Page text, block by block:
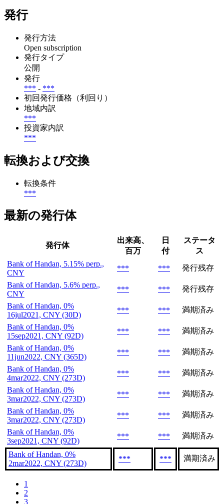
発行
発行方法
Open subscription
発行タイプ
公開
発行
*** - ***
初回発行価格（利回り）
地域内訳
***
投資家内訳
***
転換および交換
転換条件
***
最新の発行体
発行体
出来高、
百万
日
付
ステータ
ス
Bank of Handan, 5.15% perp.,
CNY
*** ***
発行残存
Bank of Handan, 5.6% perp.,
CNY
*** ***
発行残存
Bank of Handan, 0%
16jul2021, CNY (30D)
*** ***
満期済み
Bank of Handan, 0%
15sep2021, CNY (92D)
*** ***
満期済み
Bank of Handan, 0%
11jun2022, CNY (365D)
*** ***
満期済み
Bank of Handan, 0%
4mar2022, CNY (273D)
*** ***
満期済み
Bank of Handan, 0%
3mar2022, CNY (273D)
*** ***
満期済み
Bank of Handan, 0%
3mar2022, CNY (273D)
*** ***
満期済み
Bank of Handan, 0%
3sep2021, CNY (92D)
*** *** 満期済み
Bank of Handan, 0%
2mar2022, CNY (273D)
*** *** 満期済み
1
2
3